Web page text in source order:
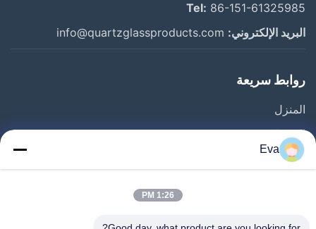
Tel: 86-151-61325985
البريد الإلكتروني:
روابط سريعة
المنزل
المنتجات
فيديوهات
Eva
1:26 PM